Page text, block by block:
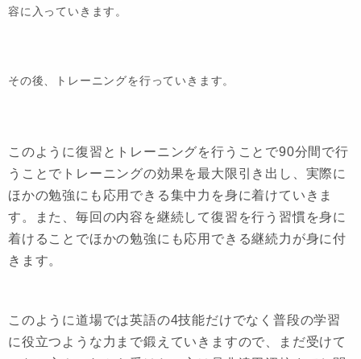
容に入っていきます。
その後、トレーニングを行っていきます。
このように復習とトレーニングを行うことで90分間で行
うことでトレーニングの効果を最大限引き出し、実際に
ほかの勉強にも応用できる集中力を身に着けていきま
す。また、毎回の内容を継続して復習を行う習慣を身に
着けることでほかの勉強にも応用できる継続力が身に付
きます。
このように道場では英語の4技能だけでなく普段の学習
に役立つような力まで鍛えていきますので、まだ受けて